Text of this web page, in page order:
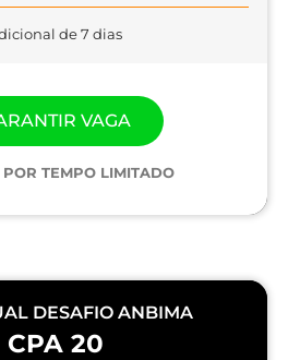
de 7 dias
VAGA
POR TEMPO LIMITADO
DESAFIO ANBIMA
CPA 20